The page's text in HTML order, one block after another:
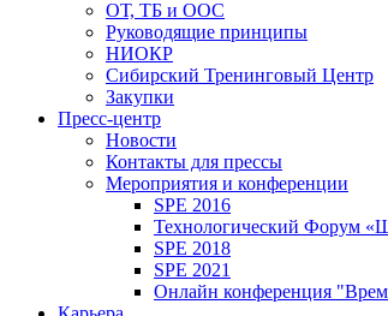
ОТ, ТБ и ООС
Руководящие принципы
НИОКР
Сибирский Тренинговый Центр
Закупки
Пресс-центр
Новости
Контакты для прессы
Мероприятия и конференции
SPE 2016
Технологический Форум
SPE 2018
SPE 2021
Онлайн конференция